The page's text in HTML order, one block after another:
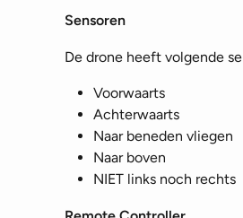
Sensoren
De drone heeft volgende
Voorwaarts
Achterwaarts
Naar beneden vliegen
Naar boven
NIET links noch rechts